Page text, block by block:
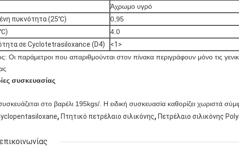
Άχρωμο υγρό
πυκνότητα (25℃)
0,95
4.0
σε Cyclotetrasiloxance (D4)
<1>
Οι παράμετροι που απαριθμούνται στον πίνακα περιγράφουν μόνο τις
συσκευασίας
στο βαρέλι 195kgs/. Η ειδική συσκευασία καθορίζει χωριστά
, Πτητικό πετρέλαιο σιλικόνης, Πετρέλαιο σιλικόνης